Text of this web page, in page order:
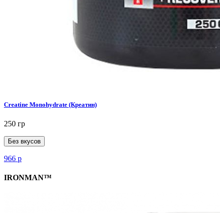
Creatine Monohydrate (Креатин)
250 гр
Без вкусов
966 р
IRONMAN™